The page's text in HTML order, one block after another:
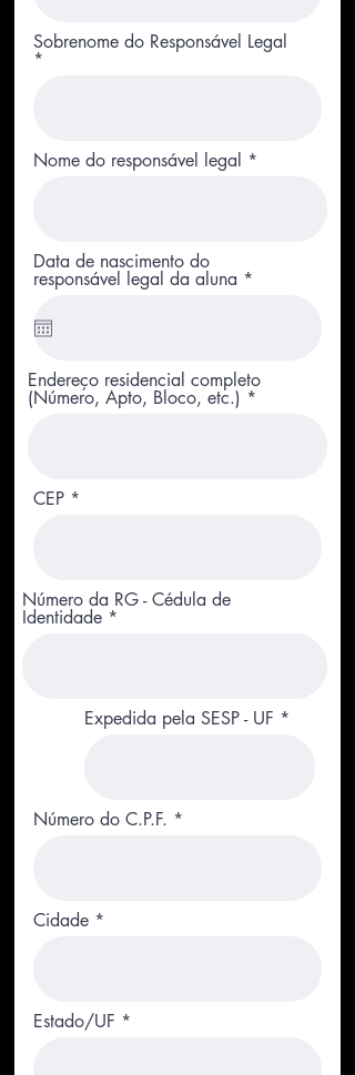
e
Sobrenome do Responsável Legal
Nome do responsável legal
Data de nascimento do
responsável legal da aluna *
e
d
Endereço residencial completo
(Número, Apto, Bloco, etc.)
CEP
Número da RG - Cédula de
Identidade
Expedida pela SESP - UF
Número do C.P.F.
Cidade
Estado/UF